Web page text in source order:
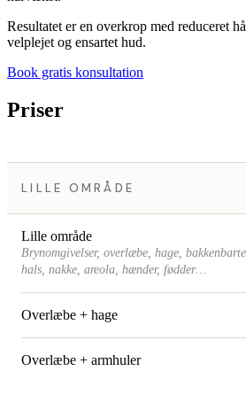
Resultatet er en overkrop med reduceret
velplejet og ensartet hud.
Book gratis konsultation
Priser
LILLE OMRÅDE
Lille område
Brynomgivelser, overlæbe, hage,
hals, nakke, areola, hænder, fødder…
Overlæbe + hage
Overlæbe + armhuler